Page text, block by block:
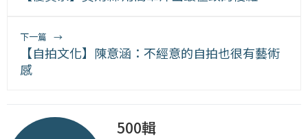
下一篇 →
【自拍文化】陳意涵：不經意的自拍也很有藝術
感
500輯